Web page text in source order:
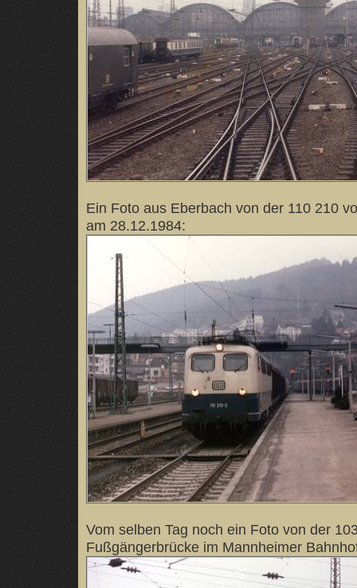
Ein Foto aus Eberbach von der 110 210
am 28.12.1984:
Vom selben Tag noch ein Foto von der
Fußgängerbrücke im Mannheimer